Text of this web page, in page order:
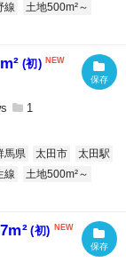
線
土地500m²～
(初)
1
馬県 太田市
太田駅
線
土地500m²～
(初)